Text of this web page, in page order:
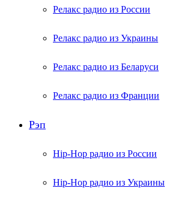
Релакс радио из России
Релакс радио из Украины
Релакс радио из Беларуси
Релакс радио из Франции
Рэп
Hip-Hop радио из России
Hip-Hop радио из Украины